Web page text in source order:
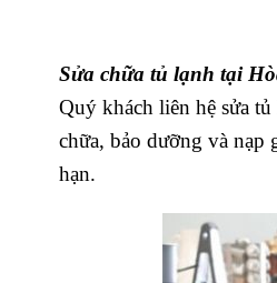
Sửa chữa tủ lạnh tại
Quý khách liên hệ sửa
chữa, bảo dưỡng và nạp
hạn.